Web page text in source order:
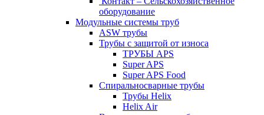
оборудование
Модульные системы труб
ASW трубы
Трубы с защитой от износа
ТРУБЫ APS
Super APS
Super APS Food
Спиральносварные трубы
Трубы Helix
Helix Air